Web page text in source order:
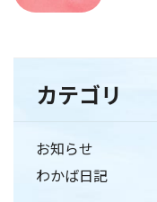
カテゴリ
お知らせ
わかば日記